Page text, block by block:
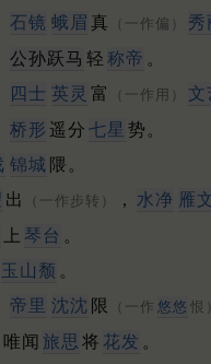
石镜 蛾眉 真 （一作偏） 秀
公孙跃马 轻 称帝 。
四士 英灵 富 （一作用） 文
桥形 遥分 七星 势。
锦城 隈。
出 （一作步转） ， 水净 雁
上 琴台 。
玉山颓 。
帝里 沈沈 限 （一作 悠悠 恨
闻 旅思 将 花发 。